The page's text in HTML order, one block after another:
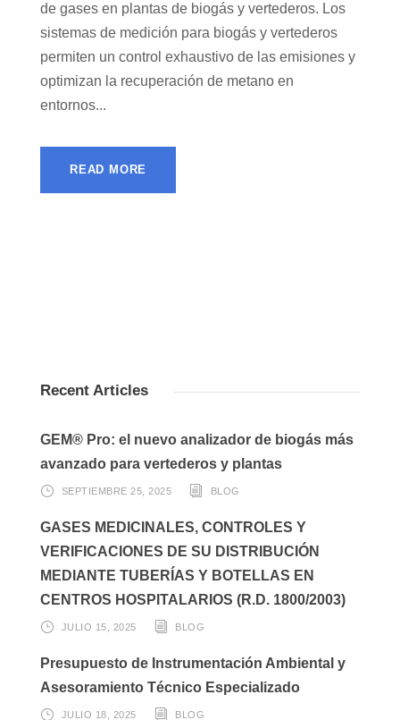
de gases en plantas de biogás y vertederos. Los
sistemas de medición para biogás y vertederos
permiten un control exhaustivo de las emisiones y
optimizan la recuperación de metano en
entornos...
READ MORE
Recent Articles
GEM® Pro: el nuevo analizador de biogás más
avanzado para vertederos y plantas
SEPTIEMBRE 25, 2025 BLOG
GASES MEDICINALES, CONTROLES Y
VERIFICACIONES DE SU DISTRIBUCIÓN
MEDIANTE TUBERÍAS Y BOTELLAS EN
CENTROS HOSPITALARIOS (R.D. 1800/2003)
JULIO 15, 2025 BLOG
Presupuesto de Instrumentación Ambiental y
Asesoramiento Técnico Especializado
JULIO 18, 2025 BLOG